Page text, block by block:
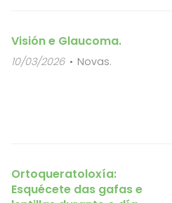
Visión e Glaucoma.
10/03/2026 Novas.
Ortoqueratoloxía:
Esquécete das gafas e